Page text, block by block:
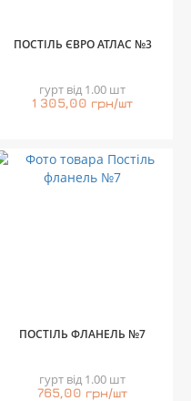
ПОСТІЛЬ ЄВРО АТЛАС №3
гурт від 1.00 шт
1 305,00 грн/шт
ПОСТІЛЬ ФЛАНЕЛЬ №7
гурт від 1.00 шт
765,00 грн/шт